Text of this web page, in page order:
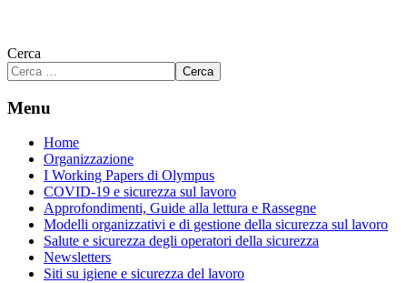
Cerca
Cerca
Menu
Home
Organizzazione
I Working Papers di Olympus
COVID-19 e sicurezza sul lavoro
Approfondimenti, Guide alla lettura e Rassegne
Modelli organizzativi e di gestione della sicurezza sul lavoro
Salute e sicurezza degli operatori della sicurezza
Newsletters
Siti su igiene e sicurezza del lavoro